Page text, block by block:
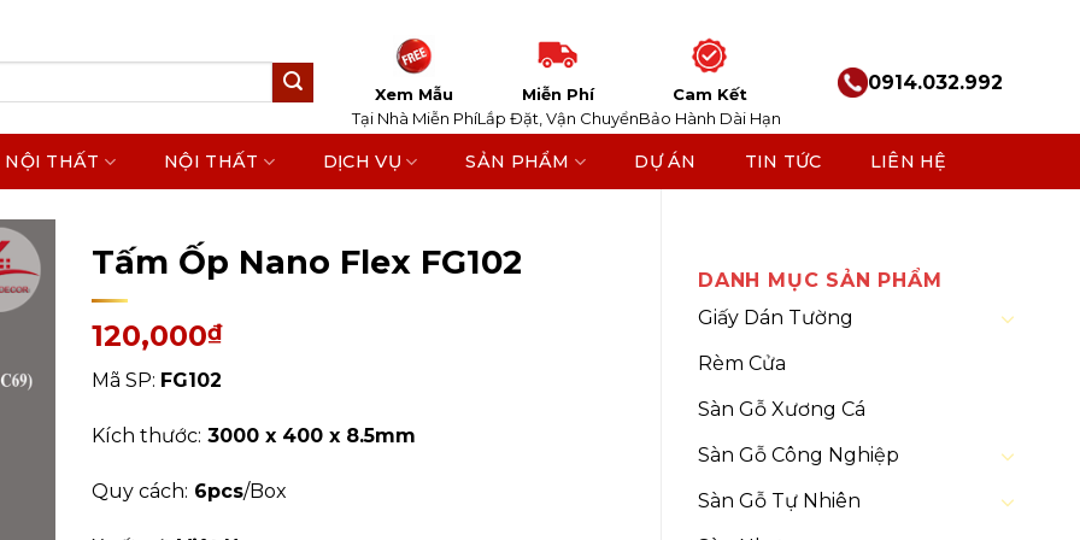
Xem Mẫu
Tại Nhà Miễn Phí
Miễn Phí
Lắp Đặt, Vận Chuyển
Cam Kết
Bảo Hành Dài Hạn
0914.032.992
NỘI THẤT NỘI THẤT DỊCH VỤ SẢN PHẨM DỰ ÁN TIN TỨC LIÊN HỆ
DANH MỤC SẢN PHẨM
Giấy Dán Tường
Rèm Cửa
Sàn Gỗ Xương Cá
Sàn Gỗ Công Nghiệp
Sàn Gỗ Tự Nhiên
Tấm Ốp Nano Flex FG102
120,000₫
Mã SP: FG102
Kích thước: 3000 x 400 x 8.5mm
Quy cách: 6pcs/Box